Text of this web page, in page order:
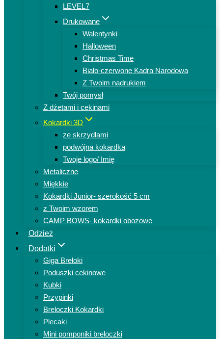
LEVEL7
Drukowane
Walentynki
Halloween
Christmas Time
Biało-czerwone Kadra Narodowa
Z Twoim nadrukiem
Twój pomysł
Z dżetami i cekinami
Kokardki 3D
ze skrzydłami
podwójna kokardka
Twoje logo/ Imię
Metaliczne
Miękkie
Kokardki Junior- szerokość 5 cm
z Twoim wzorem
CAMP BOWS- kokardki obozowe
Odzież
Dodatki
Giga Breloki
Poduszki cekinowe
Kubki
Przypinki
Breloczki Kokardki
Plecaki
Mini pomponiki breloczki